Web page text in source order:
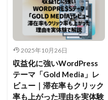
2025年10月26日
収益化に強いWordPress
テーマ「Gold Media」レ
ビュー｜滞在率もクリック
率も上がった理由を実体験